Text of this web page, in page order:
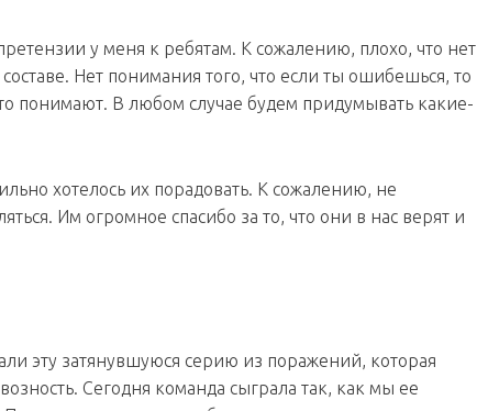
у меня к ребятам. К сожалению, плохо, что нет
Нет понимания того, что если ты ошибешься, то
понимают. В любом случае будем придумывать какие-
хотелось их порадовать. К сожалению, не
Им огромное спасибо за то, что они в нас верят и
эту затянувшуюся серию из поражений, которая
Сегодня команда сыграла так, как мы ее